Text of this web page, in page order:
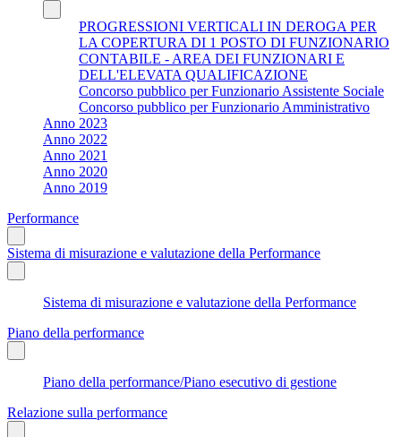
PROGRESSIONI VERTICALI IN DEROGA PER
LA COPERTURA DI 1 POSTO DI FUNZIONARIO
CONTABILE - AREA DEI FUNZIONARI E
DELL'ELEVATA QUALIFICAZIONE
Concorso pubblico per Funzionario Assistente Sociale
Concorso pubblico per Funzionario Amministrativo
Anno 2023
Anno 2022
Anno 2021
Anno 2020
Anno 2019
Performance
Sistema di misurazione e valutazione della Performance
Sistema di misurazione e valutazione della Performance
Piano della performance
Piano della performance/Piano esecutivo di gestione
Relazione sulla performance